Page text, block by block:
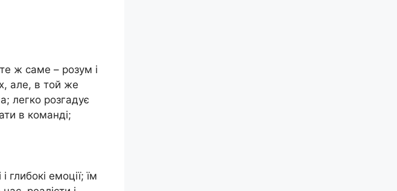
ж саме – розум і
але, в той же
легко розгадує
в команді;
глибокі емоції; їм